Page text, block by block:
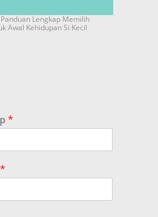
Lengkap Memilih
Awal Kehidupan Si Kecil
*
*